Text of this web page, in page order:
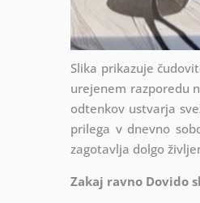
Slika prikazuje
urejenem razporedu
odtenkov ustvarja
prilega v dnevno
zagotavlja dolgo
Zakaj ravno Dovido